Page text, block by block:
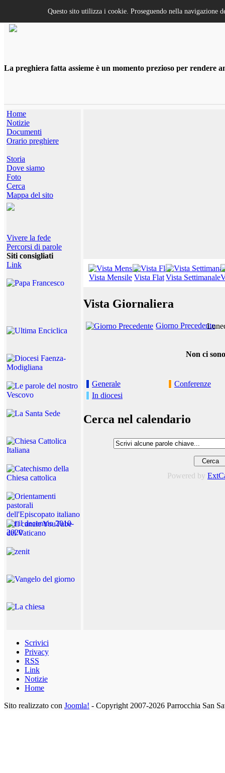
La preghiera fatta assieme è un momento prezioso per rendere
Home
Notizie
Documenti
Orario preghiere
Storia
Dove siamo
Foto
Cerca
Mappa del sito
Vivere la fede
Percorsi di parole
Siti consigliati
Link
Vista Mensile Vista FlatVista Settimanale
Vista Giornaliera
Giorno Precedente
Non ci
Generale
Conferenze
In diocesi
Cerca nel calendario
Powered by
Scrivici
Privacy
RSS
Link
Notizie
Home
Sito realizzato con Joomla! - Copyright 2007-2026 Parrocchia San
Questo sito utilizza i cookie. Proseguendo nella navigazione